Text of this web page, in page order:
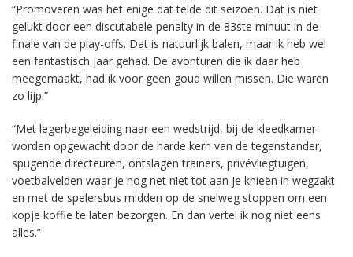
“Promoveren was het enige dat telde dit seizoen. Dat is niet
gelukt door een discutabele penalty in de 83ste minuut in de
finale van de play-offs. Dat is natuurlijk balen, maar ik heb wel
een fantastisch jaar gehad. De avonturen die ik daar heb
meegemaakt, had ik voor geen goud willen missen. Die waren
zo lijp.”
“Met legerbegeleiding naar een wedstrijd, bij de kleedkamer
worden opgewacht door de harde kern van de tegenstander,
spugende directeuren, ontslagen trainers, privévliegtuigen,
voetbalvelden waar je nog net niet tot aan je knieën in wegzakt
en met de spelersbus midden op de snelweg stoppen om een
kopje koffie te laten bezorgen. En dan vertel ik nog niet eens
alles.”